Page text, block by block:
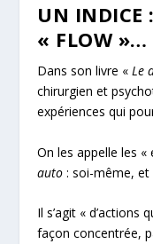
UN INDICE
« FLOW »…
Dans son livre «Le
chirurgien et
expériences qui
On les appelle les
auto: soi-même, et
Il s’agit « d’actions
façon concentrée,